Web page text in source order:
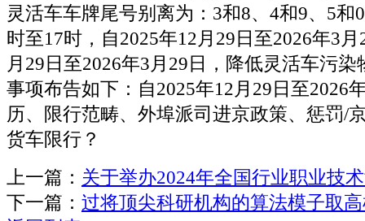
灵活车车牌尾号别离为：3和8、4和9、5和
时至17时，自2025年12月29日至2026年3
月29日至2026年3月29日，降低灵活车污
事项布告如下：自2025年12月29日至2026
历、限行范畴、外埠派司进京政策、惩罚/
货车限行？
上一篇： 关于举办2024年全国行业职业技
下一篇： 过将顶尖科研机构的算法模子取